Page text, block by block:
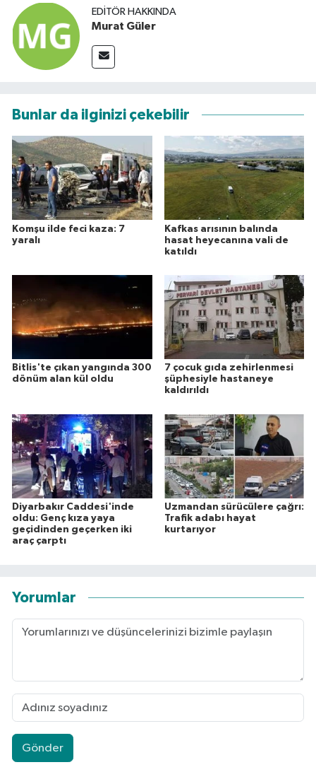
EDITÖR HAKKINDA
Murat Güler
Bunlar da ilginizi çekebilir
Komşu ilde feci kaza: 7
yaralı
Kafkas arısının balında
hasat heyecanına vali de
katıldı
Bitlis'te çıkan yangında 300
dönüm alan kül oldu
7 çocuk gıda zehirlenmesi
şüphesiyle hastaneye
kaldırıldı
Diyarbakır Caddesi'inde
oldu: Genç kıza yaya
geçidinden geçerken iki
araç çarptı
Uzmandan sürücülere çağrı:
Trafik adabı hayat
kurtarıyor
Yorumlar
Gönder